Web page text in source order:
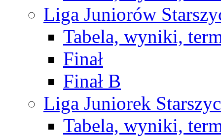
Liga Juniorów
Tabela, wyniki,
Finał
Finał B
Liga Juniorek
Tabela, wyniki,